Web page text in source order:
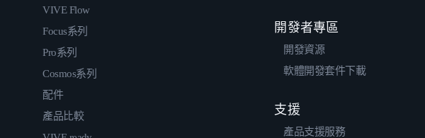
VIVE Flow
Focus系列
Pro系列
Cosmos系列
配件
產品比較
開發者專區
開發資源
軟體開發套件下載
支援
產品支援服務